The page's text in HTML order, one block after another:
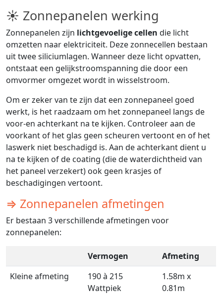
☀ Zonnepanelen werking
Zonnepanelen zijn lichtgevoelige cellen die licht
omzetten naar elektriciteit. Deze zonnecellen bestaan
uit twee siliciumlagen. Wanneer deze licht opvatten,
ontstaat een gelijkstroomspanning die door een
omvormer omgezet wordt in wisselstroom.
Om er zeker van te zijn dat een zonnepaneel goed
werkt, is het raadzaam om het zonnepaneel langs de
voor-en achterkant na te kijken. Controleer aan de
voorkant of het glas geen scheuren vertoont en of het
laswerk niet beschadigd is. Aan de achterkant dient u
na te kijken of de coating (die de waterdichtheid van
het paneel verzekert) ook geen krasjes of
beschadigingen vertoont.
⇒ Zonnepanelen afmetingen
Er bestaan 3 verschillende afmetingen voor
zonnepanelen:
Vermogen
Afmeting
Kleine afmeting
190 à 215
Wattpiek
1.58m x
0.81m